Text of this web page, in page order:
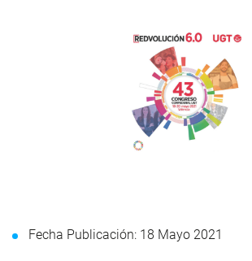
Fecha Publicación: 18 Mayo 2021